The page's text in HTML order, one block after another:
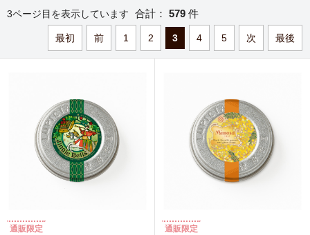
3ページ目を表示しています 合計： 579 件
最初 前 1 2 3 4 5 次 最後
通販限定 通販限定